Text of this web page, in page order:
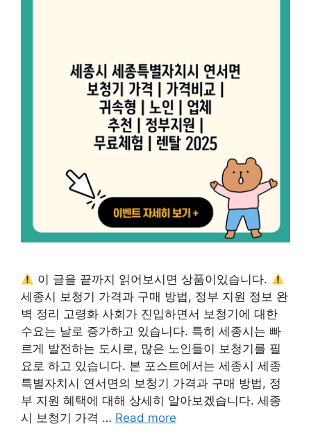
이 글을 끝까지 읽어보시면 상품이있습니다.
세종시 보청기 가격과 구매 방법, 정부 지원 정보 완
벽 정리 고령화 사회가 진입하면서 보청기에 대한
수요는 날로 증가하고 있습니다. 특히 세종시는 빠
르게 발전하는 도시로, 많은 노인들이 보청기를 필
요로 하고 있습니다. 본 포스트에서는 세종시 세종
특별자치시 연서면의 보청기 가격과 구매 방법, 정
부 지원 혜택에 대해 상세히 알아보겠습니다. 세종
시 보청기 가격 … Read more